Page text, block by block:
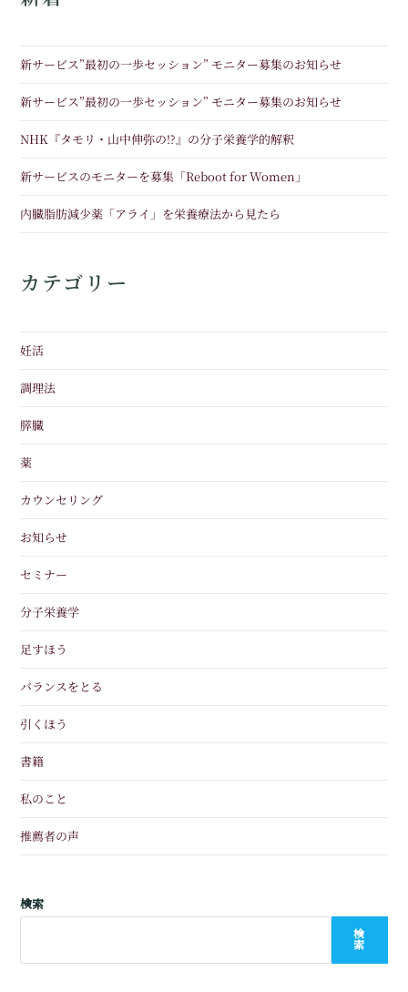
新サービス”最初の一歩セッション” モニター募集のお知らせ
新サービス”最初の一歩セッション” モニター募集のお知らせ
NHK『タモリ・山中伸弥の!?』の分子栄養学的解釈
新サービスのモニターを募集「Reboot for Women」
内臓脂肪減少薬「アライ」を栄養療法から見たら
カテゴリー
妊活
調理法
膵臓
薬
カウンセリング
お知らせ
セミナー
分子栄養学
足すほう
バランスをとる
引くほう
書籍
私のこと
推薦者の声
検索
検
索